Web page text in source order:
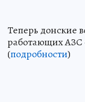
Теперь донские
работающих АЗС
(подробности)